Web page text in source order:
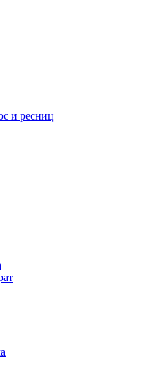
и ресниц